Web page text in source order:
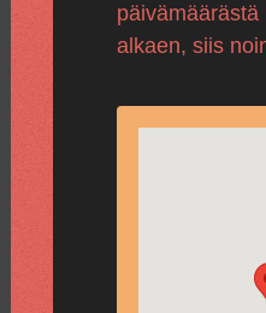
päivämäärästä
alkaen, siis